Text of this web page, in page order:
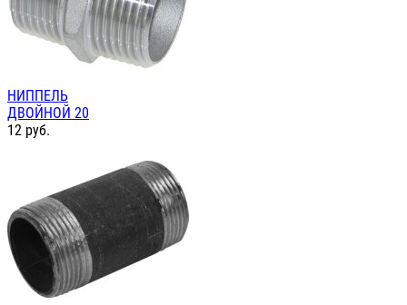
НИППЕЛЬ
ДВОЙНОЙ 20
12 руб.